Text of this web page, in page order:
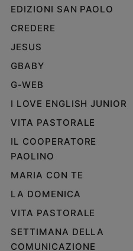
EDIZIONI SAN PAOLO
CREDERE
JESUS
GBABY
G-WEB
I LOVE ENGLISH JUNIOR
VITA PASTORALE
IL COOPERATORE
PAOLINO
MARIA CON TE
LA DOMENICA
VITA PASTORALE
SETTIMANA DELLA
COMUNICAZIONE